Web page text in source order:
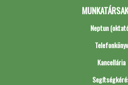
Neptun
Telefonkönyv
Kancellária